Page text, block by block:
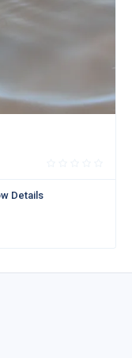
Details